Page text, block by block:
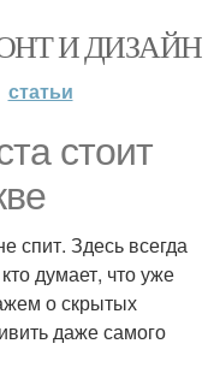
И ДИЗАЙН
статьи
стоит
спит. Здесь всегда
думает, что уже
о скрытых
даже самого